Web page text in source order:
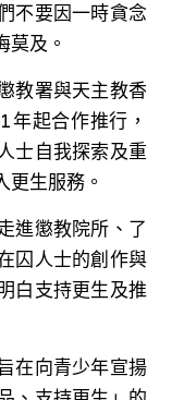
不要因一時貪念
莫及。
教署與天主教香
起合作推行，
士自我探索及重
更生服務。
進懲教院所、了
囚人士的創作與
白支持更生及推
在向青少年宣揚